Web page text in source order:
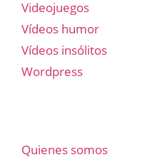
Videojuegos
Vídeos humor
Vídeos insólitos
Wordpress
Quienes somos